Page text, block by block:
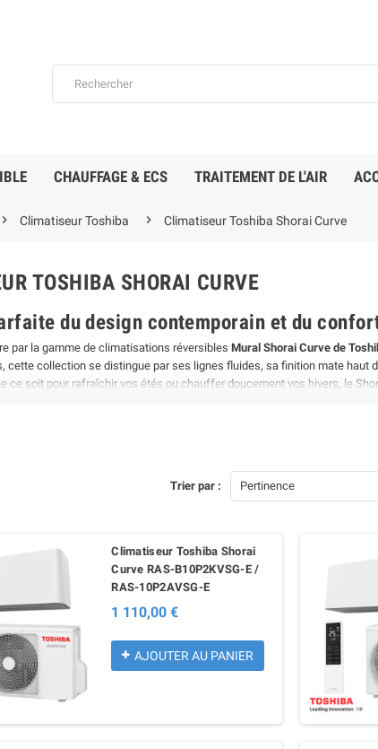
CHAUFFAGE & ECS TRAITEMENT DE L'AIR
 Climatiseur Toshiba  Climatiseur Toshiba Shorai Curve
€ TTC
En stock
Climatiseur Mural Réversible
PANASONIC Etherea Z 2,5 kW -
(CS-Z25ZKEW / CU-Z25ZKE)
1 092,00 € TTC
En
TOSHIBA SHORAI CURVE
du design contemporain et du
par la gamme de climatisations réversibles Mural Shorai Curve de
cette collection se distingue par ses lignes fluides, sa finition mate haut
ce soit pour rafraîchir vos étés ou chauffer doucement vos hivers, le
Trier par : Pertinence
Climatiseur Toshiba Shorai
Curve RAS-B10P2KVSG-E /
RAS-10P2AVSG-E
1 110,00 €
AJOUTER AU PANIER